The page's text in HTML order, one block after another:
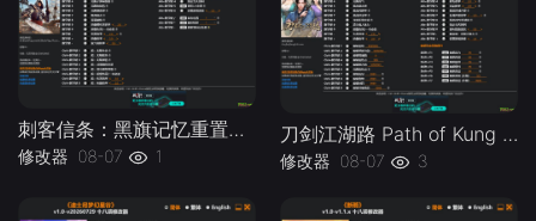
刺客信条：黑旗记忆重置Assassins Creed Black Flag Resynced v1.0-v1.0.x Plus 30 Trainer-单机修改器下载-仅支持迅雷（部分修改器仅支持本站游戏本体
修改器 08-07 1
刀剑江湖路 Path of Kung Fu v1.0 Plus 41 Trainer-单机修改器下载-仅支持迅雷（部分修改器仅支持本站游戏本体
修改器 08-07 3